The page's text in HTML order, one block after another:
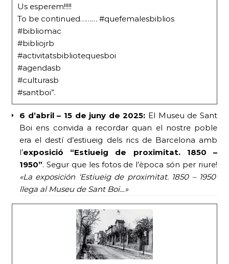
Us esperem!!!!!
To be continued……… #quefemalesbiblios
#bibliomac
#bibliojrb
#activitatsbibliotequesboi
#agendasb
#culturasb
#santboi”.
6 d’abril – 15 de juny de 2025: El Museu de Sant
Boi ens convida a recordar quan el nostre poble
era el destí d’estiueig dels rics de Barcelona amb
l’exposició “Estiueig de proximitat. 1850 –
1950”. Segur que les fotos de l’època són per riure!
«La exposición ‘Estiueig de proximitat. 1850 – 1950’
llega al Museu de Sant Boi…»